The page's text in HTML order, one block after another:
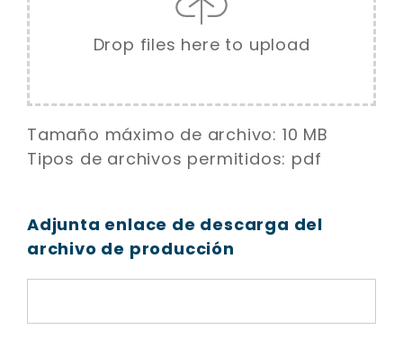
Drop files here to upload
Tamaño máximo de archivo: 10 MB
Tipos de archivos permitidos: pdf
Adjunta enlace de descarga del
archivo de producción